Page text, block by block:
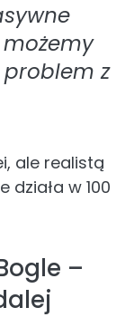
możemy
z
ale realistą
działa w 100
–